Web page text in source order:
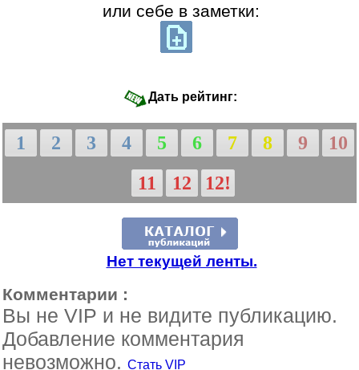
или себе в заметки:
Дать рейтинг:
1 2 3 4 5 6 7 8 9
10
11
12 12!
Нет текущей ленты.
Комментарии :
Вы не VIP и не видите публикацию.
Добавление комментария
невозможно. Стать VIP